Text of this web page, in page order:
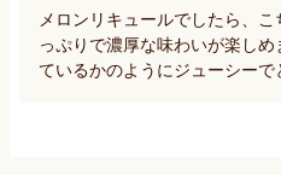
メロンリキュールでしたら、
っぷりで濃厚な味わいが楽し
ているかのようにジューシー